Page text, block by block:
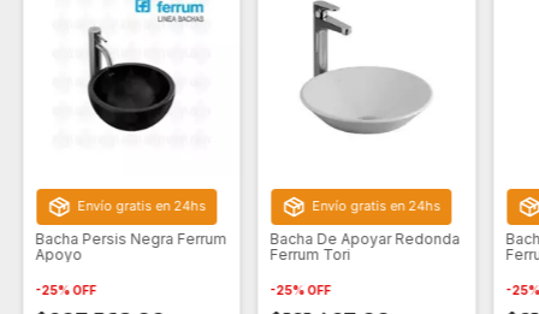
Envío gratis en 24hs
Bacha Persis Negra Ferrum
Apoyo
-25%OFF
Envío gratis en 24hs
Bacha De Apoyar Redonda
Ferrum Tori
-25%OFF -25